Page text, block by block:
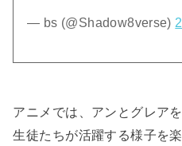
— bs (@Shadow8verse)
アニメでは、アンとグレア
生徒たちが活躍する様子を